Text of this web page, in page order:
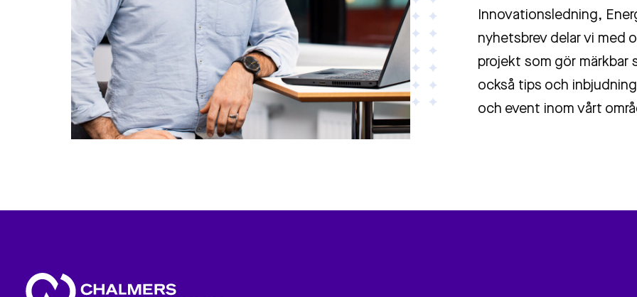
Innovationsledning,
nyhetsbrev delar vi med
projekt som gör märkbar
också tips och
och event inom vårt